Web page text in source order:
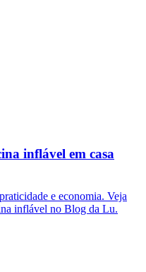
inflável em casa
e economia. Veja
inflável no Blog da Lu.